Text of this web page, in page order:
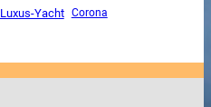
Luxus-Yacht Corona